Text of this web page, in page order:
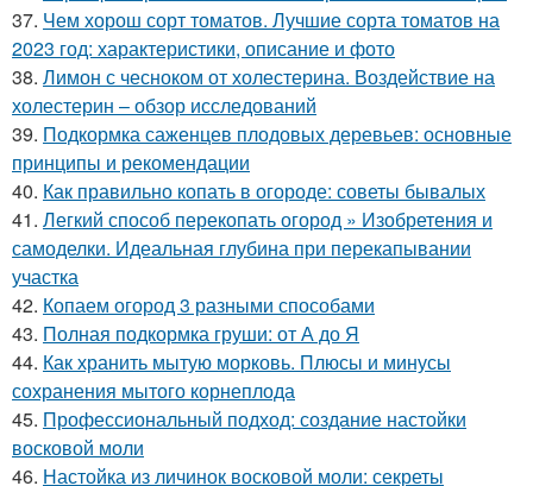
37. Чем хорош сорт томатов. Лучшие сорта томатов на
2023 год: характеристики, описание и фото
38. Лимон с чесноком от холестерина. Воздействие на
холестерин – обзор исследований
39. Подкормка саженцев плодовых деревьев: основные
принципы и рекомендации
40. Как правильно копать в огороде: советы бывалых
41. Легкий способ перекопать огород » Изобретения и
самоделки. Идеальная глубина при перекапывании
участка
42. Копаем огород 3 разными способами
43. Полная подкормка груши: от А до Я
44. Как хранить мытую морковь. Плюсы и минусы
сохранения мытого корнеплода
45. Профессиональный подход: создание настойки
восковой моли
46. Настойка из личинок восковой моли: секреты